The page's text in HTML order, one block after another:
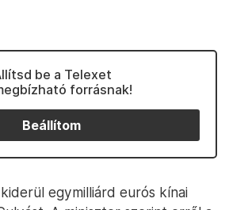
be a Telexet
forrásnak!
Beállítom
egymilliárd eurós kínai